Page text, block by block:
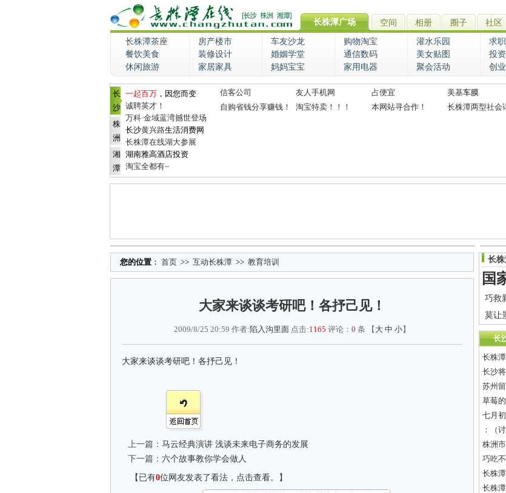
长株潭广场 空间 相册 圈子 社区
长株潭茶座 房产楼市 车友沙龙 购物淘宝 灌水乐园 求
餐饮美食
装修设计 婚姻学堂 通信数码 美女贴图 投
休闲旅游
家居家具 妈妈宝宝 家用电器 聚会活动 创
长
沙
株
洲
湘
潭
一起百万 ，因您而变
诚聘英才！
万科·金域蓝湾撼世登场
长沙黄兴路生活消费网
长株潭在线湖大参展
湖南雅高酒店投资
淘宝全都有~
信客公司 友人手机网 占便宜 美基车膜
自购省钱分享赚钱！
淘宝特卖！！！ 本网站寻合作！ 长株潭两型社会
您的位置 ： 首页 >> 互动长株潭 >> 教育培训
大家来谈谈考研吧！各抒己见！
2009/8/25 20:59 作者:陷入沟里面 点击:1165 评论： 0 条 【 大 中 小】
大家来谈谈考研吧！各抒己见！
上一篇： 马云经典演讲 浅谈未来电子商务的发展
下一篇： 六个故事教你学会做人
【已有0位网友发表了看法，点击查看。】
长
巧救
长
长株
长沙
苏州
草莓
七月
巧吃
长株
长株